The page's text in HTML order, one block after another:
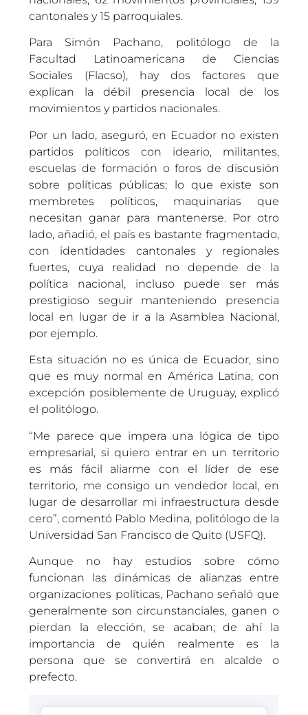
cantonales y 15 parroquiales.
Para Simón Pachano, politólogo de la
Facultad Latinoamericana de Ciencias
Sociales (Flacso), hay dos factores que
explican la débil presencia local de los
movimientos y partidos nacionales.
Por un lado, aseguró, en Ecuador no existen
partidos políticos con ideario, militantes,
escuelas de formación o foros de discusión
sobre políticas públicas; lo que existe son
membretes políticos, maquinarias que
necesitan ganar para mantenerse. Por otro
lado, añadió, el país es bastante fragmentado,
con identidades cantonales y regionales
fuertes, cuya realidad no depende de la
política nacional, incluso puede ser más
prestigioso seguir manteniendo presencia
local en lugar de ir a la Asamblea Nacional,
por ejemplo.
Esta situación no es única de Ecuador, sino
que es muy normal en América Latina, con
excepción posiblemente de Uruguay, explicó
el politólogo.
“Me parece que impera una lógica de tipo
empresarial, si quiero entrar en un territorio
es más fácil aliarme con el líder de ese
territorio, me consigo un vendedor local, en
lugar de desarrollar mi infraestructura desde
cero”, comentó Pablo Medina, politólogo de la
Universidad San Francisco de Quito (USFQ).
Aunque no hay estudios sobre cómo
funcionan las dinámicas de alianzas entre
organizaciones políticas, Pachano señaló que
generalmente son circunstanciales, ganen o
pierdan la elección, se acaban; de ahí la
importancia de quién realmente es la
persona que se convertirá en alcalde o
prefecto.